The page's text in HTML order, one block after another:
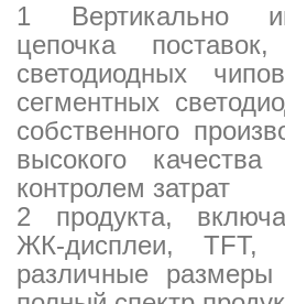
1 Вертикально
цепочка
светодиодных
сегментных
собственного
высокого
контролем затрат
2 продукта,
ЖК-дисплеи, TFT,
различные